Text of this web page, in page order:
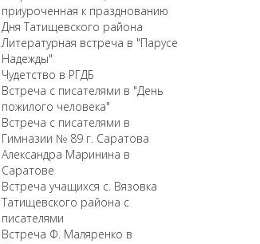
приуроченная к празднованию
Дня Татищевского района
Литературная встреча в "Парусе
Надежды"
Чудетство в РГДБ
Встреча с писателями в "День
пожилого человека"
Встреча с писателями в
Гимназии № 89 г. Саратова
Александра Маринина в
Саратове
Встреча учащихся с. Вязовка
Татищевского района с
писателями
Встреча Ф. Маляренко в